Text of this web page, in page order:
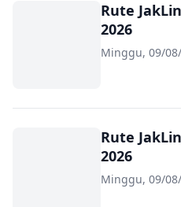
Rute
2026
Minggu, 09/
Rute
2026
Minggu, 09/